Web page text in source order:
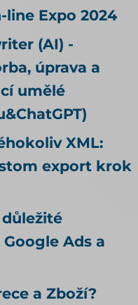
line Expo 2024
(AI) -
úprava a
umělé
XML:
export krok
Ads a
a Zboží?